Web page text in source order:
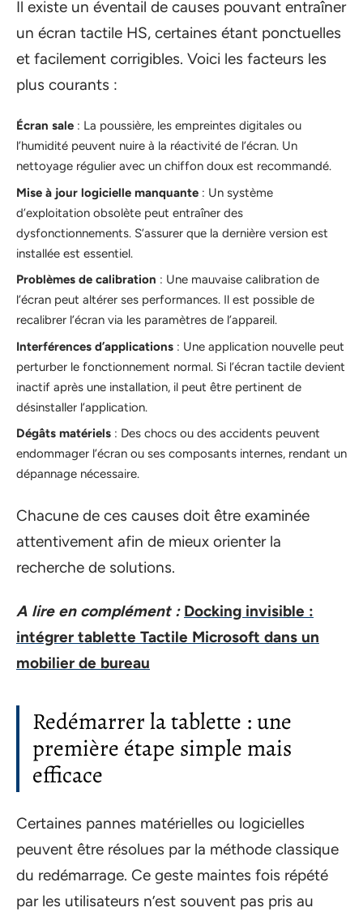
Il existe un éventail de causes pouvant entraîner
un écran tactile HS, certaines étant ponctuelles
et facilement corrigibles. Voici les facteurs les
plus courants :
Écran sale : La poussière, les empreintes digitales ou
l’humidité peuvent nuire à la réactivité de l’écran. Un
nettoyage régulier avec un chiffon doux est recommandé.
Mise à jour logicielle manquante : Un système
d’exploitation obsolète peut entraîner des
dysfonctionnements. S’assurer que la dernière version est
installée est essentiel.
Problèmes de calibration : Une mauvaise calibration de
l’écran peut altérer ses performances. Il est possible de
recalibrer l’écran via les paramètres de l’appareil.
Interférences d’applications : Une application nouvelle peut
perturber le fonctionnement normal. Si l’écran tactile devient
inactif après une installation, il peut être pertinent de
désinstaller l’application.
Dégâts matériels : Des chocs ou des accidents peuvent
endommager l’écran ou ses composants internes, rendant un
dépannage nécessaire.
Chacune de ces causes doit être examinée
attentivement afin de mieux orienter la
recherche de solutions.
A lire en complément : Docking invisible :
intégrer tablette Tactile Microsoft dans un
mobilier de bureau
Redémarrer la tablette : une
première étape simple mais
efficace
Certaines pannes matérielles ou logicielles
peuvent être résolues par la méthode classique
du redémarrage. Ce geste maintes fois répété
par les utilisateurs n’est souvent pas pris au